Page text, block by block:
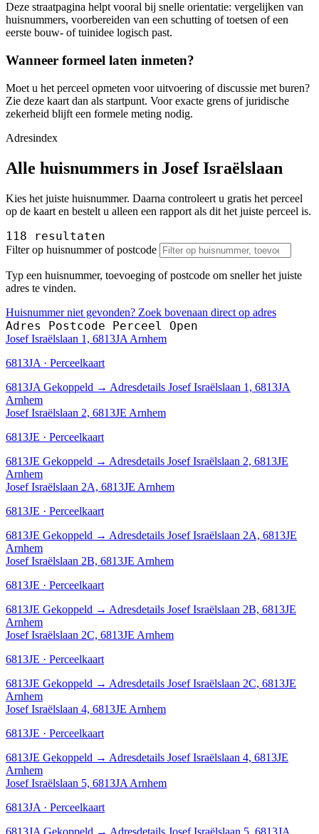
Deze straatpagina helpt vooral bij snelle orientatie: vergelijken van
huisnummers, voorbereiden van een schutting of toetsen of een
eerste bouw- of tuinidee logisch past.
Wanneer formeel laten inmeten?
Moet u het perceel opmeten voor uitvoering of discussie met buren?
Zie deze kaart dan als startpunt. Voor exacte grens of juridische
zekerheid blijft een formele meting nodig.
Adresindex
Alle huisnummers in Josef Israëlslaan
Kies het juiste huisnummer. Daarna controleert u gratis het perceel
op de kaart en bestelt u alleen een rapport als dit het juiste perceel is.
118 resultaten
Filter op huisnummer of postcode
Typ een huisnummer, toevoeging of postcode om sneller het juiste
adres te vinden.
Huisnummer niet gevonden? Zoek bovenaan direct op adres
Adres Postcode Perceel Open
Josef Israëlslaan 1, 6813JA Arnhem
6813JA · Perceelkaart
6813JA Gekoppeld → Adresdetails Josef Israëlslaan 1, 6813JA
Arnhem
Josef Israëlslaan 2, 6813JE Arnhem
6813JE · Perceelkaart
6813JE Gekoppeld → Adresdetails Josef Israëlslaan 2, 6813JE
Arnhem
Josef Israëlslaan 2A, 6813JE Arnhem
6813JE · Perceelkaart
6813JE Gekoppeld → Adresdetails Josef Israëlslaan 2A, 6813JE
Arnhem
Josef Israëlslaan 2B, 6813JE Arnhem
6813JE · Perceelkaart
6813JE Gekoppeld → Adresdetails Josef Israëlslaan 2B, 6813JE
Arnhem
Josef Israëlslaan 2C, 6813JE Arnhem
6813JE · Perceelkaart
6813JE Gekoppeld → Adresdetails Josef Israëlslaan 2C, 6813JE
Arnhem
Josef Israëlslaan 4, 6813JE Arnhem
6813JE · Perceelkaart
6813JE Gekoppeld → Adresdetails Josef Israëlslaan 4, 6813JE
Arnhem
Josef Israëlslaan 5, 6813JA Arnhem
6813JA · Perceelkaart
6813JA Gekoppeld → Adresdetails Josef Israëlslaan 5, 6813JA